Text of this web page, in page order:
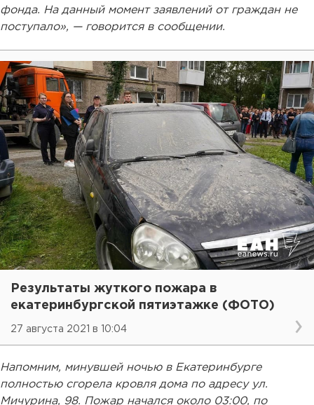
фонда. На данный момент заявлений от граждан не
поступало», — говорится в сообщении.
Результаты жуткого пожара в
екатеринбургской пятиэтажке (ФОТО)
27 августа 2021 в 10:04
Напомним, минувшей ночью в Екатеринбурге
полностью сгорела кровля дома по адресу ул.
Мичурина, 98. Пожар начался около 03:00, по